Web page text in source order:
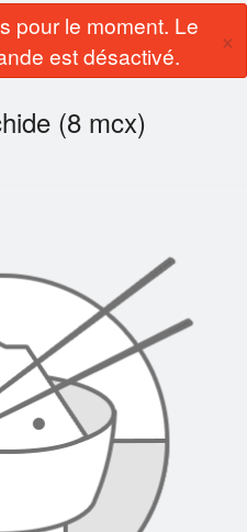
Rechercher
pour le moment. Le
est désactivé.
×
(8 mcx)